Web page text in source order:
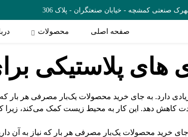
صنعتی کمشچه - خیابان صنعتگران - پلاک 306
صفحه اصلی محصولات
های پلاستیکی
خرید محصولات یک‌بار مصرفی هر بار که نیاز به آن